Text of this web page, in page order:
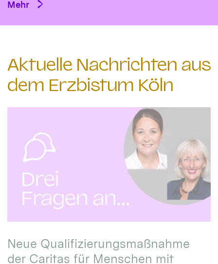
Mehr
Aktuelle Nachrichten aus
dem Erzbistum Köln
Neue Qualifizierungsmaßnahme
der Caritas für Menschen mit